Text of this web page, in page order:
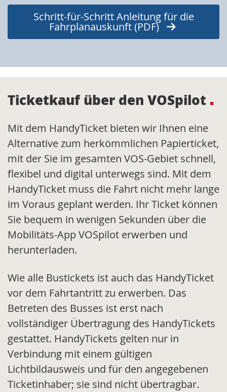
Schritt-für-Schritt Anleitung für die
Fahrplanauskunft (PDF)
Ticketkauf über den VOSpilot
Mit dem HandyTicket bieten wir Ihnen eine
Alternative zum herkömmlichen Papierticket,
mit der Sie im gesamten VOS-Gebiet schnell,
flexibel und digital unterwegs sind. Mit dem
HandyTicket muss die Fahrt nicht mehr lange
im Voraus geplant werden. Ihr Ticket können
Sie bequem in wenigen Sekunden über die
Mobilitäts-App VOSpilot erwerben und
herunterladen.
Wie alle Bustickets ist auch das HandyTicket
vor dem Fahrtantritt zu erwerben. Das
Betreten des Busses ist erst nach
vollständiger Übertragung des HandyTickets
gestattet. HandyTickets gelten nur in
Verbindung mit einem gültigen
Lichtbildausweis und für den angegebenen
Ticketinhaber; sie sind nicht übertragbar.